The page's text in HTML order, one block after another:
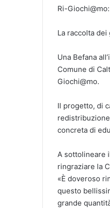
Ri-
La raccolta
Una Befana
Comune di
Giochi@mo.
Il progetto, di
concreta di
A sottolineare
ringraziare la
«È doveroso
questo
grande